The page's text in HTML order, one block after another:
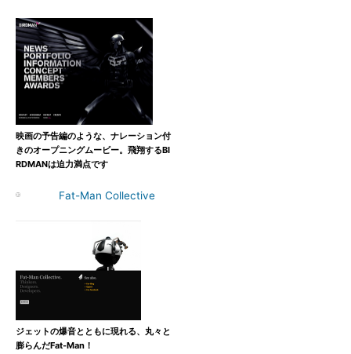
映画の予告編のような、ナレーション付
きのオープニングムービー。飛翔するBI
RDMANは迫力満点です
Fat-Man Collective
ジェットの爆音とともに現れる、丸々と
膨らんだFat-Man！